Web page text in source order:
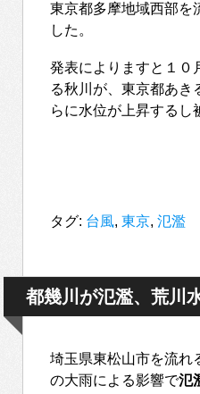
東京都多摩地域西部を
した。
発表によりますと１０
る秋川が、東京都あき
らに水位が上昇するし
タグ: 台風, 東京, 氾濫
都幾川が氾濫、荒川
埼玉県東松山市を流れ
の大雨による影響で氾